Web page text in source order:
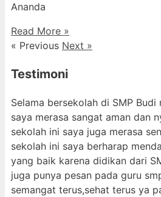
⁠Ananda
Read More »
« Previous Next »
Testimoni
Selama bersekolah di SMP Budi
saya merasa sangat aman dan
sekolah ini saya juga merasa
sekolah ini saya berharap
yang baik karena didikan dari
juga punya pesan pada guru
semangat terus,sehat terus ya